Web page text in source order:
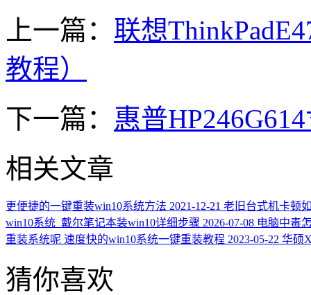
上一篇： 联想
教程）
下一篇： 惠普
相关文章
更便捷的一键重装win10系统方法 2021-12-21 老旧台式机卡顿
win10系统_戴尔笔记本装win10详细步骤 2026-07-08 电脑中毒
重装系统呢 速度快的win10系统一键重装教程 2023-05-22 华硕
猜你喜欢